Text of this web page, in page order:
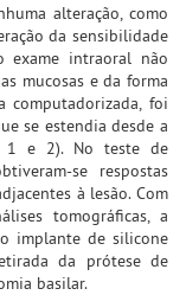
alteração, como
da sensibilidade
exame intraoral não
mucosas e da forma
computadorizada, foi
se estendia desde a
1 e 2). No teste de
se respostas
à lesão. Com
tomográficas, a
implante de silicone
da prótese de
basilar.